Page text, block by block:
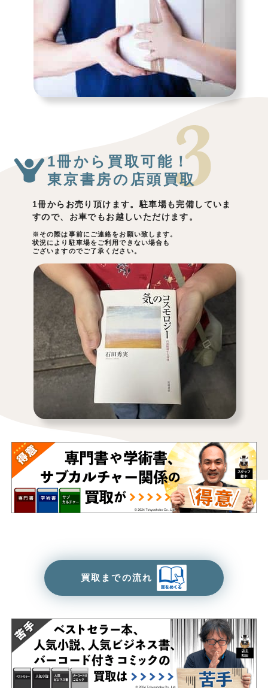
1冊から買取可能！
東京書房の店頭買取
1冊からお売り頂けます。駐車場も完備していま
すので、お車でもお越しいただけます。
※その際は事前にご連絡をお願い致します。
状況により駐車場をご利用できない場合も
ございますのでご了承ください。
買取までの流れ